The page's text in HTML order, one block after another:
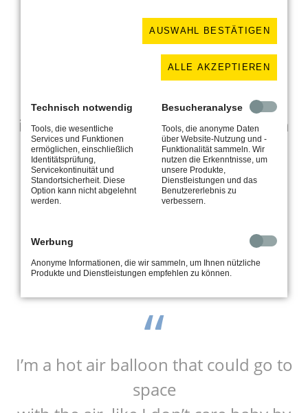
Technology is nothing. What's
important is that you have a faith in
people, that they're basically good
and smart, and if you give them
tools, they'll do wonderful things
I’m a hot air balloon that could go to
space
AUSWAHL BESTÄTIGEN
ALLE AKZEPTIEREN
Technisch notwendig
Tools, die wesentliche
Services und Funktionen
ermöglichen, einschließlich
Identitätsprüfung,
Servicekontinuität und
Standortsicherheit. Diese
Option kann nicht abgelehnt
werden.
Besucheranalyse
Tools, die anonyme Daten
über Website-Nutzung und -
Funktionalität sammeln. Wir
nutzen die Erkenntnisse, um
unsere Produkte,
Dienstleistungen und das
Benutzererlebnis zu
verbessern.
Werbung
Anonyme Informationen, die wir sammeln, um Ihnen nützliche
Produkte und Dienstleistungen empfehlen zu können.